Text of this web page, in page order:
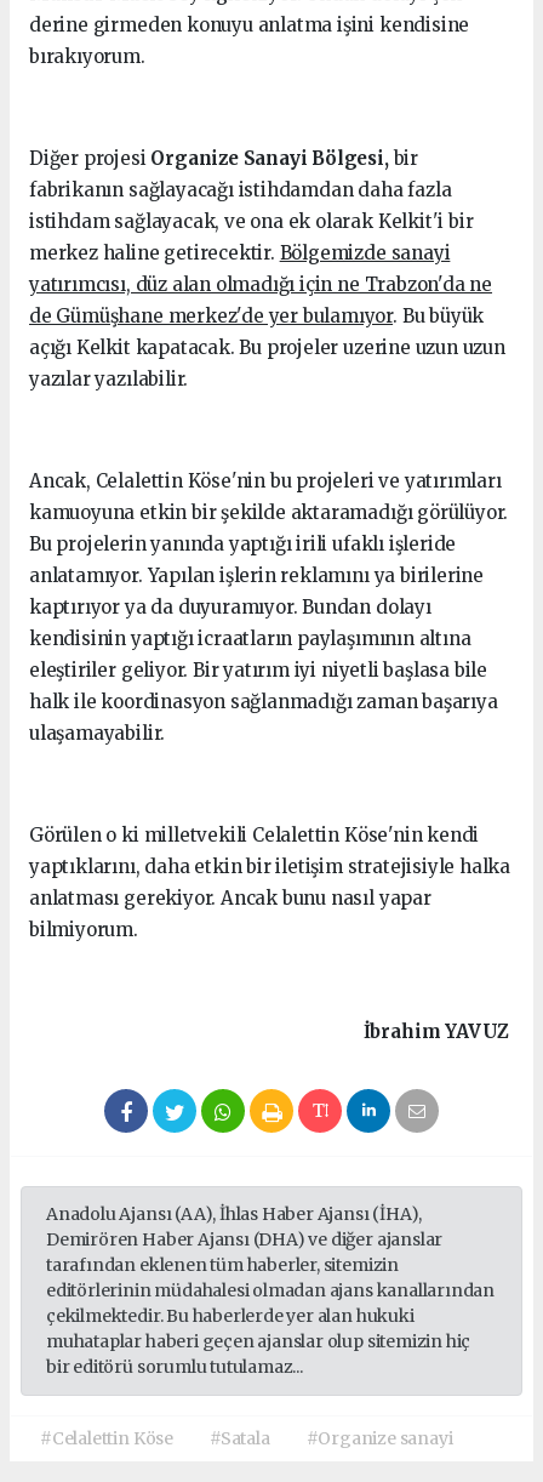
derine girmeden konuyu anlatma işini kendisine
bırakıyorum.
Diğer projesi Organize Sanayi Bölgesi,bir
fabrikanın sağlayacağı istihdamdan daha fazla
istihdam sağlayacak, ve ona ek olarak Kelkit'i bir
merkez haline getirecektir. Bölgemizde sanayi
yatırımcısı, düz alan olmadığı için ne Trabzon'da ne
de Gümüşhane merkez'de yer bulamıyor. Bu büyük
açığı Kelkit kapatacak. Bu projeler uzerine uzun uzun
yazılar yazılabilir.
Ancak, Celalettin Köse'nin bu projeleri ve yatırımları
kamuoyuna etkin bir şekilde aktaramadığı görülüyor.
Bu projelerin yanında yaptığı irili ufaklı işleride
anlatamıyor. Yapılan işlerin reklamını ya birilerine
kaptırıyor ya da duyuramıyor. Bundan dolayı
kendisinin yaptığı icraatların paylaşımının altına
eleştiriler geliyor. Bir yatırım iyi niyetli başlasa bile
halk ile koordinasyon sağlanmadığı zaman başarıya
ulaşamayabilir.
Görülen o ki milletvekili Celalettin Köse'nin kendi
yaptıklarını, daha etkin bir iletişim stratejisiyle halka
anlatması gerekiyor. Ancak bunu nasıl yapar
bilmiyorum.
İbrahim YAVUZ
Anadolu Ajansı (AA), İhlas Haber Ajansı (İHA),
Demirören Haber Ajansı (DHA) ve diğer ajanslar
tarafından eklenen tüm haberler, sitemizin
editörlerinin müdahalesi olmadan ajans kanallarından
çekilmektedir. Bu haberlerde yer alan hukuki
muhataplar haberi geçen ajanslar olup sitemizin hiç
bir editörü sorumlu tutulamaz...
#Celalettin Köse #Satala #Organize sanayi